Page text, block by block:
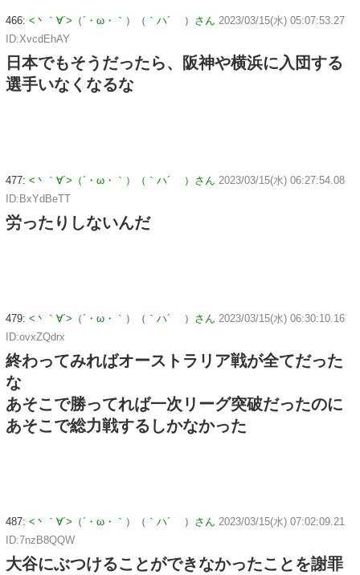
466: <丶｀∀´>（´・ω・｀）（｀ハ´ ）さん 2023/03/15(水) 05:07:53.27
ID:XvcdEhAY
日本でもそうだったら、阪神や横浜に入団する
選手いなくなるな
477: <丶｀∀´>（´・ω・｀）（｀ハ´ ）さん 2023/03/15(水) 06:27:54.08
ID:BxYdBeTT
労ったりしないんだ
479: <丶｀∀´>（´・ω・｀）（｀ハ´ ）さん 2023/03/15(水) 06:30:10.16
ID:ovxZQdrx
終わってみればオーストラリア戦が全てだった
な
あそこで勝ってれば一次リーグ突破だったのに
あそこで総力戦するしかなかった
487: <丶｀∀´>（´・ω・｀）（｀ハ´ ）さん 2023/03/15(水) 07:02:09.21
ID:7nzB8QQW
大谷にぶつけることができなかったことを謝罪